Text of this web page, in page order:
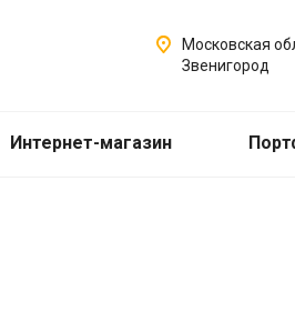
Московская
Звенигород
Интернет-магазин